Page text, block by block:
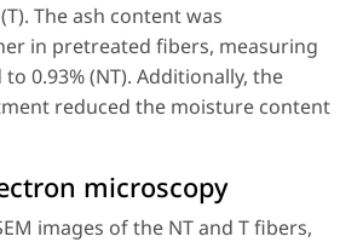
The ash content was
in pretreated fibers, measuring
0.93% (NT). Additionally, the
reduced the moisture content
microscopy
images of the NT and T fibers,